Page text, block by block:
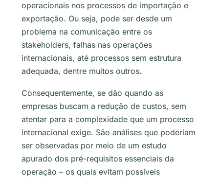
operacionais nos processos de importação e
exportação. Ou seja, pode ser desde um
problema na comunicação entre os
stakeholders, falhas nas operações
internacionais, até processos sem estrutura
adequada, dentre muitos outros.
Consequentemente, se dão quando as
empresas buscam a redução de custos, sem
atentar para a complexidade que um processo
internacional exige. São análises que poderiam
ser observadas por meio de um estudo
apurado dos pré-requisitos essenciais da
operação – os quais evitam possíveis